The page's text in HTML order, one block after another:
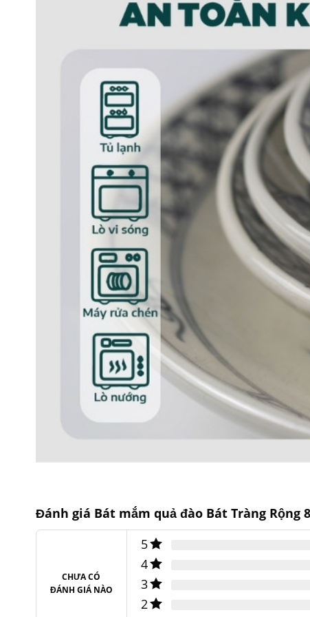
Bát
Đặc điểm sản phẩm
Đánh giá Bát mắm quả đào Bát Tràng Rộng
CHƯA CÓ
ĐÁNH GIÁ NÀO
5
4
3
2